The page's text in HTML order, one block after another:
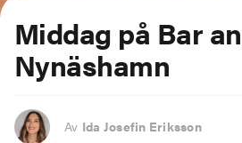
Middag på Bar
Nynäshamn
Av Ida Josefin Eriksson